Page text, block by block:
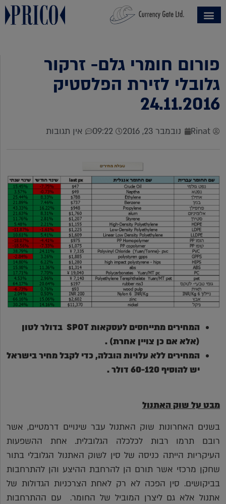
פורום חומרי גלם- זרקור
גלובלי לזירת הפלסטיק
24.11.2016
Rinat נובמבר 23, 2016 09:22 אין תגובות
המחירים מתייחסים לעסקאותSPOT בדולר לטון
(אלא אם כן צויין אחרת) .
המחירים ללא עלויות הובלה, כדי לקבל מחיר בישראל
יש להוסיף 60-120 דולר
.
מבט על שוק האתנול
בשנים האחרונות שוק האתנול עבר שינויים דרמטיים, אשר
רובם תרמו רבות לכלכלה הגלובלית. אחת ההשפעות
העיקריות הייתה כניסה של סין לשוק האתנול הגלובלי בתור
שחקן מרכזי אשר תורם הן להרחבת ההיצע והן להתרחבות
בביקושים. סין הפכה לא רק לאחת הצרכניות הגדולות של
אתנול אלא גם ליצרן המוביל של החומר. עם ההתרחבות